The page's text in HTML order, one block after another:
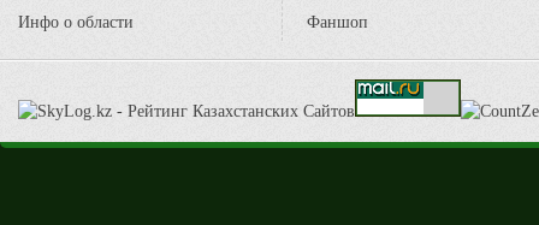
Инфо о области
Фаншоп